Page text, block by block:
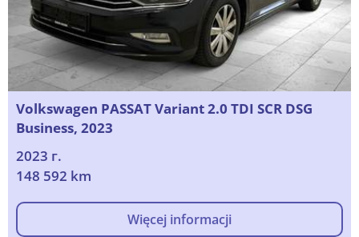
Volkswagen PASSAT Variant 2.0 TDI SCR DSG
Business, 2023
2023 г.
148 592 km
Więcej informacji